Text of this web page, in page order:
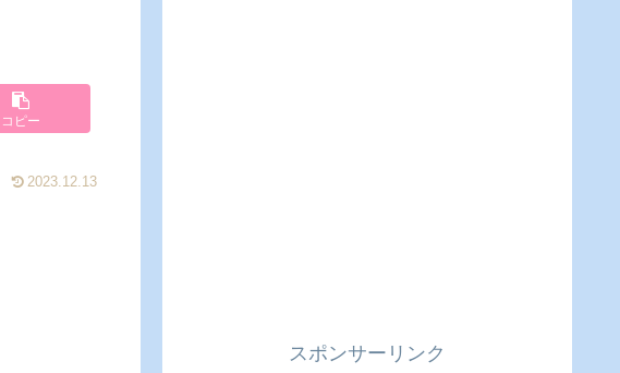
コピー
2023.12.13
スポンサーリンク